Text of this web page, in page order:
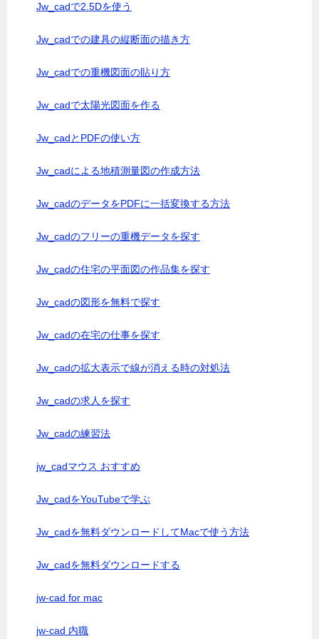
Jw_cadで2.5Dを使う
Jw_cadでの建具の縦断面の描き方
Jw_cadでの重機図面の貼り方
Jw_cadで太陽光図面を作る
Jw_cadとPDFの使い方
Jw_cadによる地積測量図の作成方法
Jw_cadのデータをPDFに一括変換する方法
Jw_cadのフリーの重機データを探す
Jw_cadの住宅の平面図の作品集を探す
Jw_cadの図形を無料で探す
Jw_cadの在宅の仕事を探す
Jw_cadの拡大表示で線が消える時の対処法
Jw_cadの求人を探す
Jw_cadの練習法
jw_cadマウス おすすめ
Jw_cadをYouTubeで学ぶ
Jw_cadを無料ダウンロードしてMacで使う方法
Jw_cadを無料ダウンロードする
jw-cad for mac
jw-cad 内職